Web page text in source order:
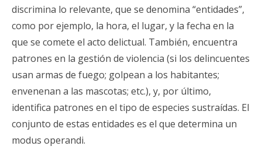
discrimina lo relevante, que se denomina “entidades”,
como por ejemplo, la hora, el lugar, y la fecha en la
que se comete el acto delictual. También, encuentra
patrones en la gestión de violencia (si los delincuentes
usan armas de fuego; golpean a los habitantes;
envenenan a las mascotas; etc.), y, por último,
identifica patrones en el tipo de especies sustraídas. El
conjunto de estas entidades es el que determina un
modus operandi.